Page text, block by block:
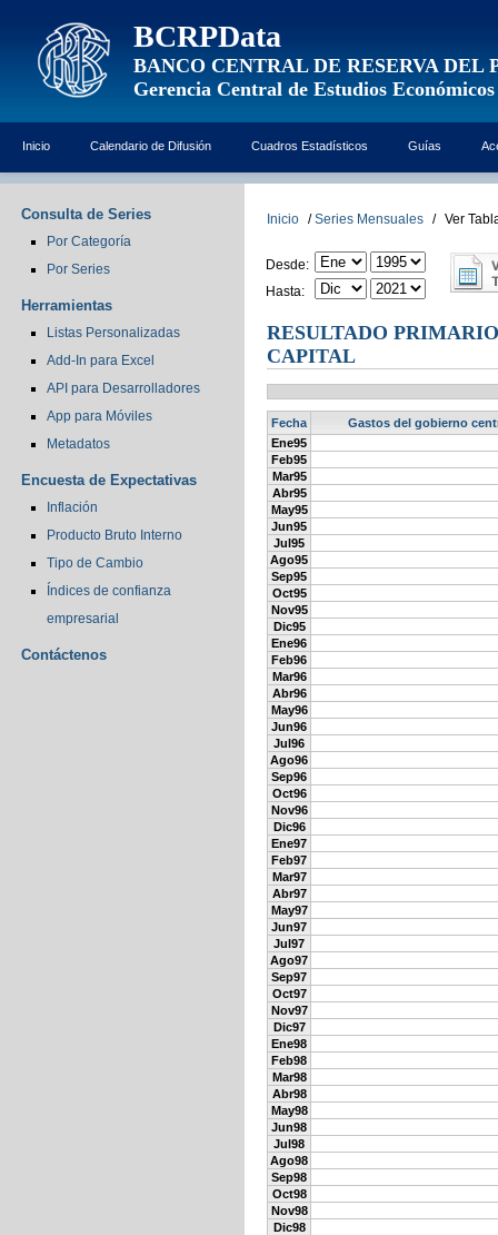
BCRPData
BANCO CENTRAL DE RESERVA DEL
Gerencia Central de Estudios Económicos
Inicio Calendario de Difusión Cuadros Estadísticos Guías
Consulta de Series
Por Categoría
Por Series
Herramientas
Listas Personalizadas
Add-In para Excel
API para Desarrolladores
App para Móviles
Metadatos
Encuesta de Expectativas
Inflación
Producto Bruto Interno
Tipo de Cambio
Índices de confianza
empresarial
Contáctenos
Inicio / Series Mensuales / Ver
Desde:
Hasta:
RESULTADO
CAPITAL
Fecha
Gastos del gobierno
Ene95
Feb95
Mar95
Abr95
May95
Jun95
Jul95
Ago95
Sep95
Oct95
Nov95
Dic95
Ene96
Feb96
Mar96
Abr96
May96
Jun96
Jul96
Ago96
Sep96
Oct96
Nov96
Dic96
Ene97
Feb97
Mar97
Abr97
May97
Jun97
Jul97
Ago97
Sep97
Oct97
Nov97
Dic97
Ene98
Feb98
Mar98
Abr98
May98
Jun98
Jul98
Ago98
Sep98
Oct98
Nov98
Dic98